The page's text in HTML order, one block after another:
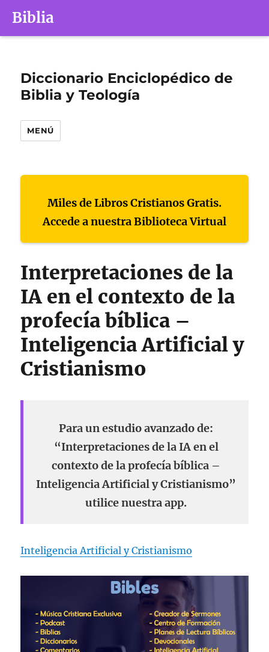
Biblia
Diccionario Enciclopédico de
Biblia y Teología
MENÚ
Miles de Libros Cristianos Gratis.
Accede a nuestra Biblioteca Virtual
Interpretaciones de la
IA en el contexto de la
profecía bíblica –
Inteligencia Artificial y
Cristianismo
Para un estudio avanzado de:
“Interpretaciones de la IA en el
contexto de la profecía bíblica –
Inteligencia Artificial y Cristianismo”
utilice nuestra app.
Inteligencia Artificial y Cristianismo